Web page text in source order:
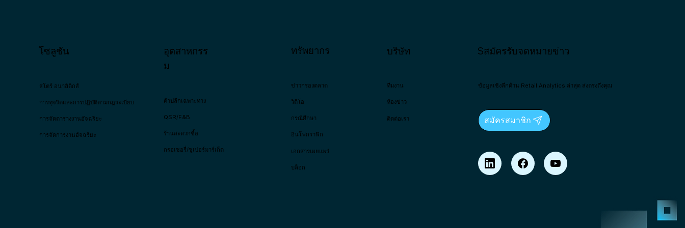
โซลูชัน
สโตร์ อนาลิติกส์
การทุจริตและการปฏิบัติตามกฎระเบียบ
การจัดตารางงานอัจฉริยะ
การจัดการงานอัจฉริยะ
อุตสาหกรร
ม
ค้าปลีกเฉพาะทาง
QSR/F&B
ร้านสะดวกซื้อ
กรอเซอรี่/ซูเปอร์มาร์เก็ต
ทรัพยากร
ข่าวกรองตลาด
วิดีโอ
กรณีศึกษา
อินโฟกราฟิก
เอกสารเผยแพร่
บล็อก
บริษัท
ทีมงาน
ห้องข่าว
ติดต่อเรา
Sสมัครรับจดหมายข่าว
ข้อมูลเชิงลึกด้าน Retail Analytics ล่าสุด ส่งตรงถึงคุณ
สมัครสมาชิก